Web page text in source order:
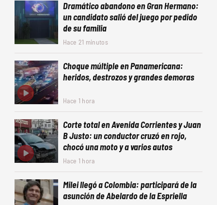
Dramático abandono en Gran Hermano:
un candidato salió del juego por pedido
de su familia
Hace 21 minutos
Choque múltiple en Panamericana:
heridos, destrozos y grandes demoras
Hace 1 hora
Corte total en Avenida Corrientes y Juan
B Justo: un conductor cruzó en rojo,
chocó una moto y a varios autos
Hace 1 hora
Milei llegó a Colombia: participará de la
asunción de Abelardo de la Espriella